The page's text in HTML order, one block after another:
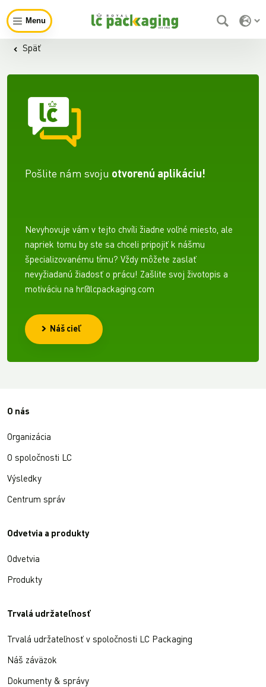
Menu
Späť
Pošlite nám svoju otvorenú aplikáciu!
Nevyhovuje vám v tejto chvíli žiadne voľné miesto, ale
napriek tomu by ste sa chceli pripojiť k nášmu
špecializovanému tímu? Vždy môžete zaslať
nevyžiadanú žiadosť o prácu! Zašlite svoj životopis a
motiváciu na hr@lcpackaging.com
Náš cieľ
O nás
Organizácia
O spoločnosti LC
Výsledky
Centrum správ
Odvetvia a produkty
Odvetvia
Produkty
Trvalá udržateľnosť
Trvalá udržateľnosť v spoločnosti LC Packaging
Náš záväzok
Dokumenty & správy